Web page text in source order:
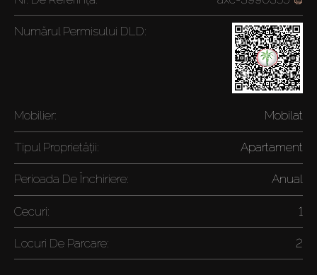
Numărul Permisului DLD:
Mobilier: Mobilat
Tipul Proprietății: Apartament
Perioada De Închiriere: Anual
Cecuri: 1
Locuri De Parcare: 2